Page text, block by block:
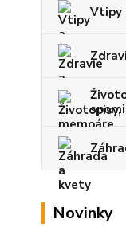
Vtipy
Novinky